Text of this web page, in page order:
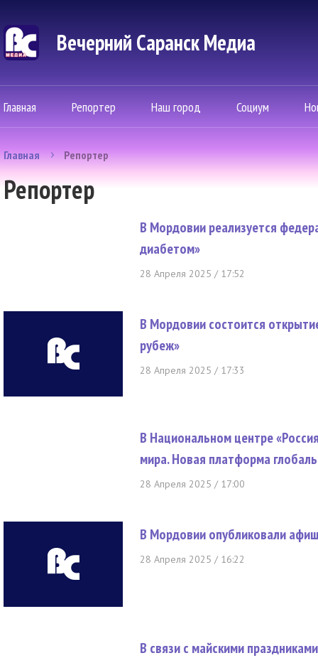
Вечерний Саранск Mедиа
Главная Репортер Наш город Социум
Главная Репортер
Репортер
В Мордовии реализуется
диабетом»
28 Апреля 2025 / 17:52
В Мордовии состоится
рубеж»
28 Апреля 2025 / 17:33
В Национальном центре
мира. Новая платформа
28 Апреля 2025 / 17:00
В Мордовии опубликовали
28 Апреля 2025 / 16:22
В связи с майскими